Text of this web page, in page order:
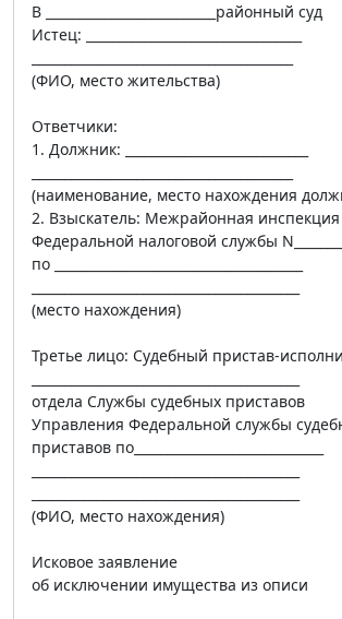
В __________________________районный суд
Истец: _________________________________
(ФИО, место жительства)
Ответчики:
1. Должник: ____________________________
(наименование, место нахождения
2. Взыскатель: Межрайонная инспекция
Федеральной налоговой службы
по ______________________________________
(место нахождения)
Третье лицо: Судебный пристав-
отдела Службы судебных приставов
Управления Федеральной службы
приставов по_____________________________
(ФИО, место нахождения)
Исковое заявление
об исключении имущества из описи